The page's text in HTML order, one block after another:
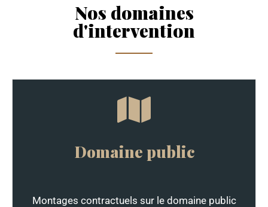
Nos domaines
d'intervention
Domaine public
Montages contractuels sur le domaine public